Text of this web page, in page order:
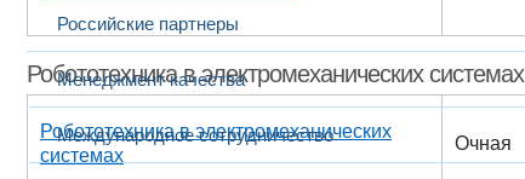
Российские партнеры
Менеджмент качества
Международное сотрудничество
Робототехника в электромеханических системах
Робототехника в электромеханических
системах
Очная